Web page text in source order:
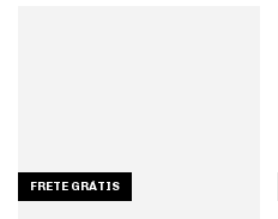
FRETE GRÁTIS